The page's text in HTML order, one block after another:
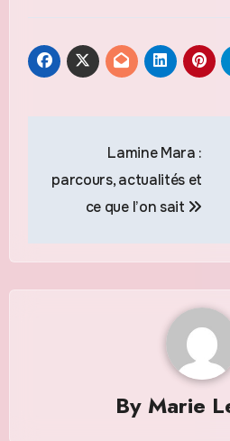
de
l’article
Lamine Mara :
parcours, actualités et
ce que l’on sait
By Marie